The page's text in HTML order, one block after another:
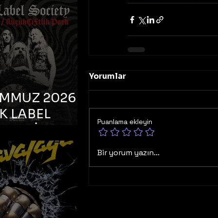
Yorumlar
Puanlama ekleyin
Bir yorum yazın...
Bonus
2026 –
LABEL
– İstanbul,
Park